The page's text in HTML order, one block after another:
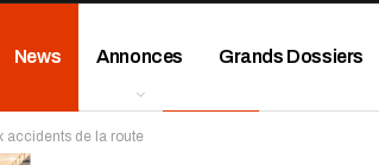
News Annonces Grands Dossiers
accidents de la route